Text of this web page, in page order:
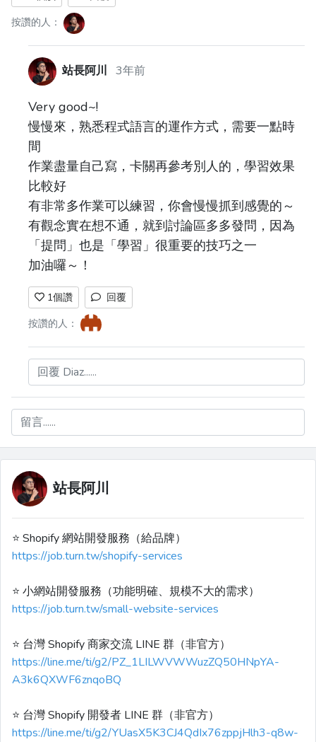
按讚的人：
站長阿川 3年前
Very good~!
慢慢來，熟悉程式語言的運作方式，需要一點時
間
作業盡量自己寫，卡關再參考別人的，學習效果
比較好
有非常多作業可以練習，你會慢慢抓到感覺的～
有觀念實在想不通，就到討論區多多發問，因為
「提問」也是「學習」很重要的技巧之一
加油囉～！
1個讚
回覆
按讚的人：
回覆 Diaz......
留言......
站長阿川
⭐️ Shopify 網站開發服務（給品牌）
https://job.turn.tw/shopify-services
⭐️ 小網站開發服務（功能明確、規模不大的需求）
https://job.turn.tw/small-website-services
⭐️ 台灣 Shopify 商家交流 LINE 群（非官方）
https://line.me/ti/g2/PZ_1LILWVWWuzZQ50HNpYA-
A3k6QXWF6znqoBQ
⭐️ 台灣 Shopify 開發者 LINE 群（非官方）
https://line.me/ti/g2/YUasX5K3CJ4QdIx76zppjHlh3-q8w-